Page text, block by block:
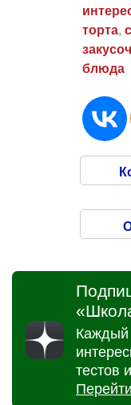
торта,
блюда
тестов